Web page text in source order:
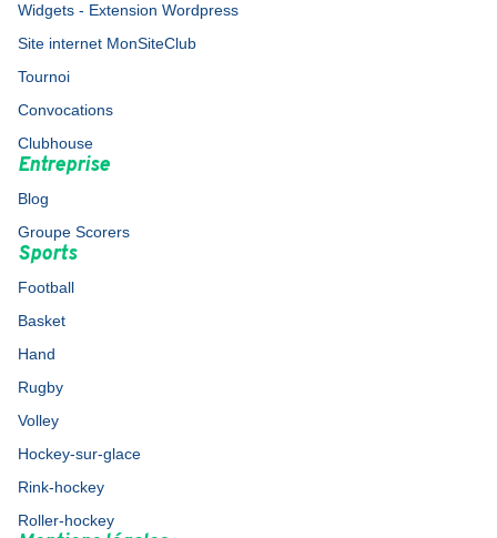
Widgets - Extension Wordpress
Site internet MonSiteClub
Tournoi
Convocations
Clubhouse
Entreprise
Blog
Groupe Scorers
Sports
Football
Basket
Hand
Rugby
Volley
Hockey-sur-glace
Rink-hockey
Roller-hockey